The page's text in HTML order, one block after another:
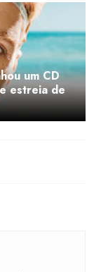
um CD
estreia de